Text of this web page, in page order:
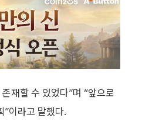
재할 수 있었다”며 “앞으로
”이라고 말했다.